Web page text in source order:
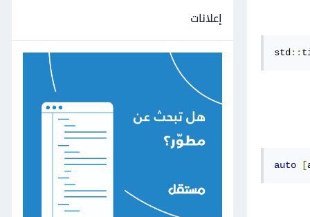
std::
auto [
إعلانات